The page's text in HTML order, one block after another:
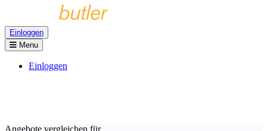
Einloggen
Menu
Einloggen
Angebote vergleichen für